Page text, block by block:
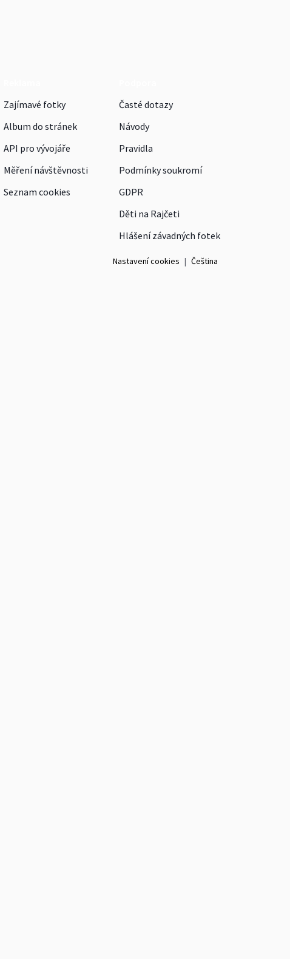
Zajímavé fotky
Album do stránek
API pro vývojáře
Měření návštěvnosti
Seznam cookies
Časté dotazy
Návody
Pravidla
Podmínky soukromí
GDPR
Děti na Rajčeti
Hlášení závadných fotek
Nastavení cookies | Čeština